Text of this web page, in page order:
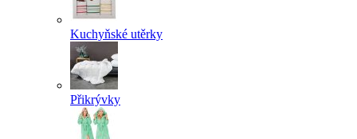
Kuchyňské utěrky
Přikrývky